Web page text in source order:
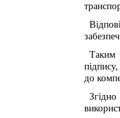
Таким
до